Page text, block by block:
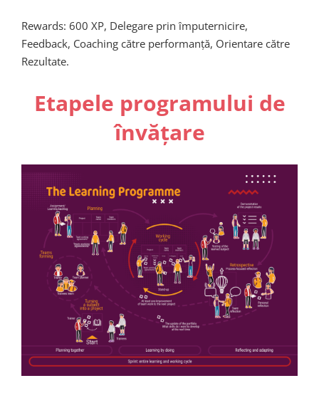
Rewards: 600 XP, Delegare prin împuternicire,
Feedback, Coaching către performanță, Orientare către
Rezultate.
Etapele programului de
învățare